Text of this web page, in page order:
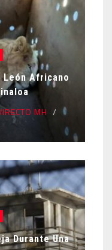
León Africano
MH
Durante Una